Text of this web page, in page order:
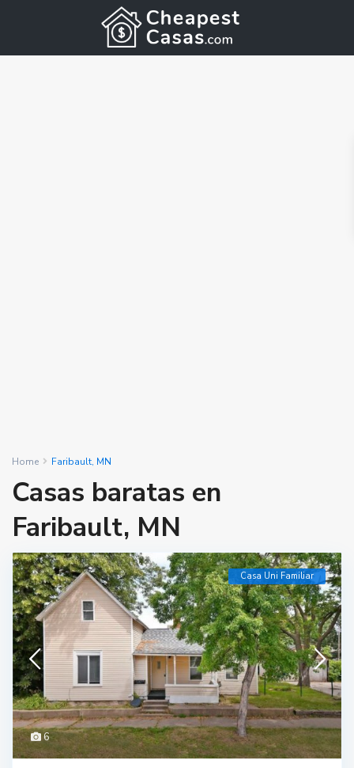
Home Faribault, MN
Casas baratas en
Faribault, MN
6
Casa Uni Familiar